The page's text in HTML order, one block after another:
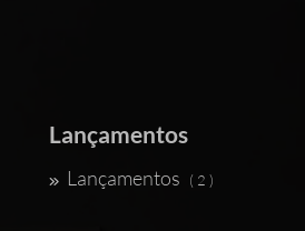
Lançamentos
Lançamentos ( 2 )